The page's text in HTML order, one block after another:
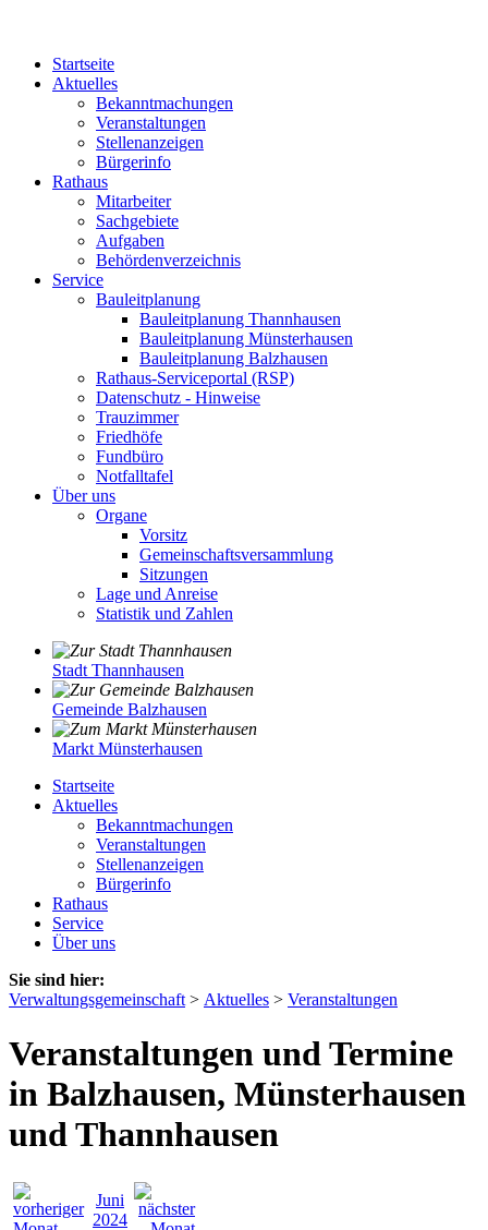
Startseite
Aktuelles
Bekanntmachungen
Veranstaltungen
Stellenanzeigen
Bürgerinfo
Rathaus
Mitarbeiter
Sachgebiete
Aufgaben
Behördenverzeichnis
Service
Bauleitplanung
Bauleitplanung Thannhausen
Bauleitplanung Münsterhausen
Bauleitplanung Balzhausen
Rathaus-Serviceportal (RSP)
Datenschutz - Hinweise
Trauzimmer
Friedhöfe
Fundbüro
Notfalltafel
Über uns
Organe
Vorsitz
Gemeinschaftsversammlung
Sitzungen
Lage und Anreise
Statistik und Zahlen
Stadt Thannhausen
Gemeinde Balzhausen
Markt Münsterhausen
Startseite
Aktuelles
Bekanntmachungen
Veranstaltungen
Stellenanzeigen
Bürgerinfo
Rathaus
Service
Über uns
Sie sind hier:
Verwaltungsgemeinschaft > Aktuelles > Veranstaltungen
Veranstaltungen und Termine
in Balzhausen, Münsterhausen
und Thannhausen
Juni
2024